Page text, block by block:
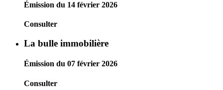
Émission du 14 février 2026
Consulter
La bulle immobilière
Émission du 07 février 2026
Consulter